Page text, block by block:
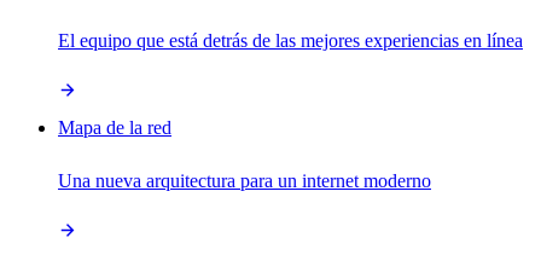
El equipo que está detrás de las mejores experiencias en línea
Mapa de la red
Una nueva arquitectura para un internet moderno